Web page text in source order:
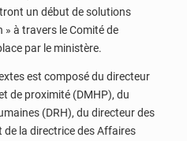
un début de solutions
à travers le Comité de
par le ministère.
est composé du directeur
de proximité (DMHP), du
(DRH), du directeur des
la directrice des Affaires